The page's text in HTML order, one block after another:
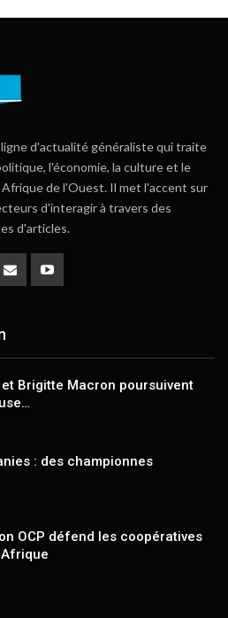
d'actualité généraliste qui traite
l'économie, la culture et le
de l'Ouest. Il met l'accent sur
d'interagir à travers des
d'articles.
et Brigitte Macron poursuivent
: des championnes
OCP défend les coopératives